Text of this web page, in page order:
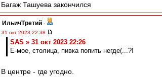
Багаж Ташуева закончился
ИльичТpeтий -
31 окт 2023 22:38
SAS » 31 окт 2023 22:26
Е-мое, столица, пивка попить негде(...?!
В центре - где угодно.